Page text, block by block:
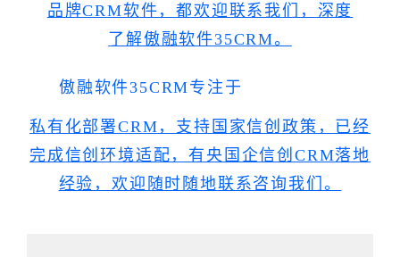
品牌CRM软件，都欢迎联系我们，深度
了解傲融软件35CRM。
傲融软件35CRM专注于
私有化部署CRM，支持国家信创政策，已经
完成信创环境适配，有央国企信创CRM落地
经验，欢迎随时随地联系咨询我们。